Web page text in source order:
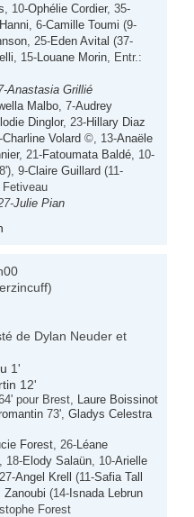
, 10-Ophélie Cordier, 35-
, 6-Camille Toumi (9-
, 25-Eden Avital (37-
, 15- Louane Morin , Entr.:
Anastasia Grillié
Malbo , 7-Audrey
Dinglor, 23-Hillary Diaz
Charline Volard ©, 13-Anaële
, 21-Fatoumata Baldé , 10-
9-Claire Guillard (11-
Fetiveau
Julie Pian
de Dylan Neuder et
1'
12'
pour Brest,
Laure Boissinot
73', Gladys Celestra
Forest , 26- Léane
18-Elody Salaün , 10-Arielle
27-Angel Krell (11-Safia Tall
Zanoubi (14- Isnada Lebrun
Forest